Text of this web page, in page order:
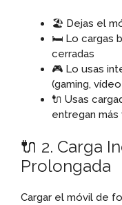
🏖️ Dejas el
🛏️ Lo cargas
cerradas
🎮 Lo usas
(gaming,
🔌 Usas
entregan
🔌 2. Carga
Prolongada
Cargar el móvil de